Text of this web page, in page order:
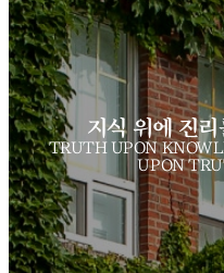
지식 위에 진
TRUTH UPON
UPON